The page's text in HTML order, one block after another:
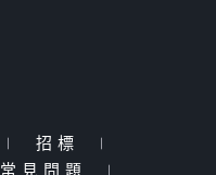
| 招標
|
常見問題 |